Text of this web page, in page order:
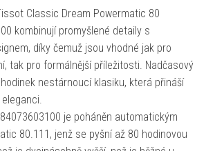
Classic Dream Powermatic 80
kombinují promyšlené detaily s
díky čemuž jsou vhodné jak pro
tak pro formálnější příležitosti. Nadčasový
nestárnoucí klasiku, která přináší
je poháněn automatickým
80.111, jenž se pyšní až 80 hodinovou